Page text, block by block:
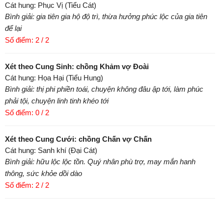
Cát hung: Phục Vị (Tiểu Cát)
Bình giải: gia tiên gia hộ độ trì, thừa hưởng phúc lộc của gia tiên
để lại
Số điểm: 2 / 2
Xét theo Cung Sinh: chồng Khảm vợ Đoài
Cát hung: Họa Hại (Tiểu Hung)
Bình giải: thị phi phiền toái, chuyện không đâu ập tới, làm phúc
phải tội, chuyện linh tinh khéo tới
Số điểm: 0 / 2
Xét theo Cung Cưới: chồng Chấn vợ Chấn
Cát hung: Sanh khí (Đại Cát)
Bình giải: hữu lộc lộc tồn. Quý nhân phù trợ, may mắn hanh
thông, sức khỏe dồi dào
Số điểm: 2 / 2